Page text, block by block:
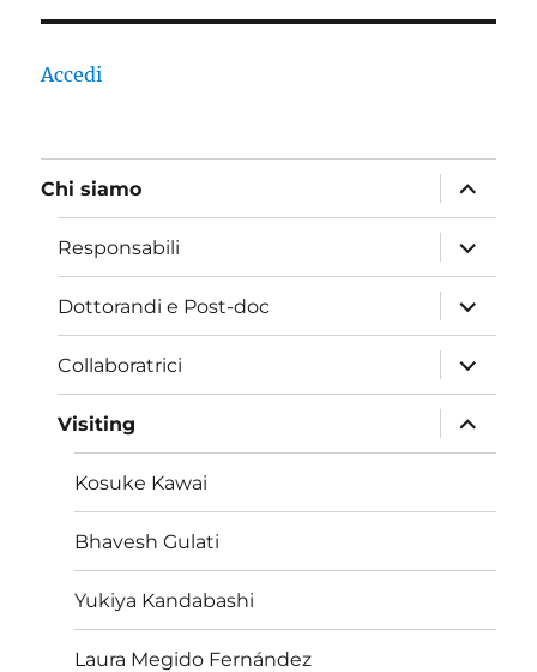
Accedi
Chi siamo
apri
i
menu
child
Responsabili
apri
i
menu
child
Dottorandi e Post-doc
apri
i
menu
child
Collaboratrici
apri
i
menu
child
Visiting
apri
i
menu
Kosuke Kawai
Bhavesh Gulati
Yukiya Kandabashi
Laura Megido Fernández